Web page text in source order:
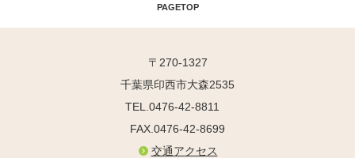
PAGETOP
〒270-1327
千葉県印西市大森2535
TEL.0476-42-8811
FAX.0476-42-8699
交通アクセス